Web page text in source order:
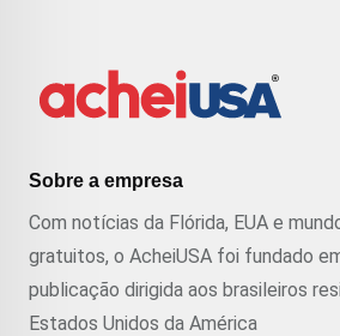
Sobre a empresa
Com notícias da Flórida, EUA e
gratuitos, o AcheiUSA foi fundado
publicação dirigida aos brasileiros
Estados Unidos da América